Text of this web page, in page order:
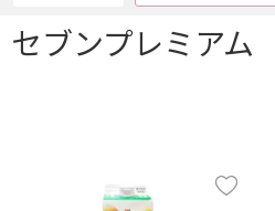
セブンプレミアム